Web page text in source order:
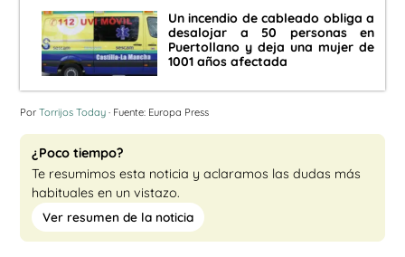
Un incendio de cableado obliga a
desalojar a 50 personas en
Puertollano y deja una mujer de
1001 años afectada
Por Torrijos Today · Fuente: Europa Press
¿Poco tiempo?
Te resumimos esta noticia y aclaramos las dudas más
habituales en un vistazo.
Ver resumen de la noticia